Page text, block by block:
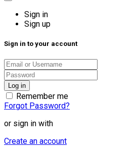
Sign in
Sign up
Sign in to your account
Remember me
Forgot Password?
or sign in with
Create an account